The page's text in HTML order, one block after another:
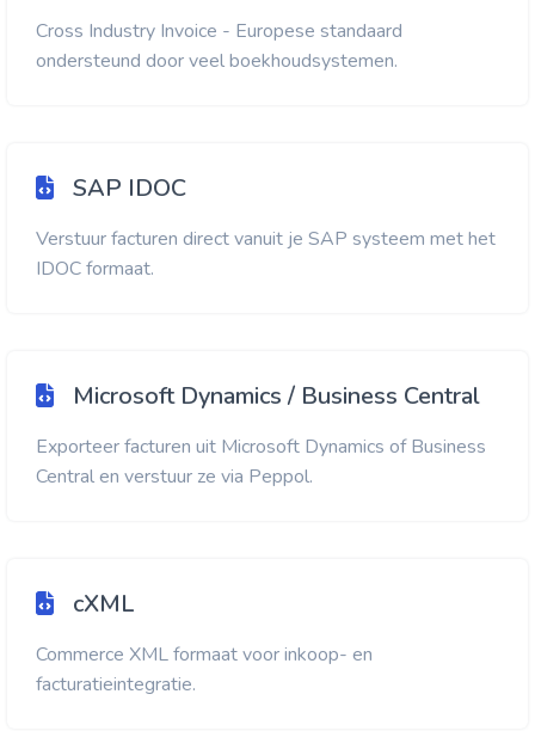
Cross Industry Invoice - Europese standaard
ondersteund door veel boekhoudsystemen.
SAP IDOC
Verstuur facturen direct vanuit je SAP systeem met het
IDOC formaat.
Microsoft Dynamics / Business Central
Exporteer facturen uit Microsoft Dynamics of Business
Central en verstuur ze via Peppol.
cXML
Commerce XML formaat voor inkoop- en
facturatieintegratie.